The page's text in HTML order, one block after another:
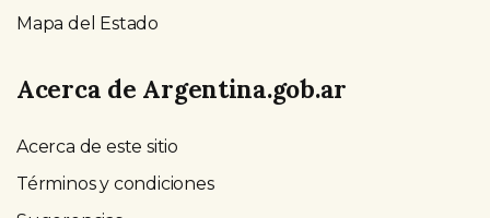
Mapa del Estado
Acerca de Argentina.gob.ar
Acerca de este sitio
Términos y condiciones